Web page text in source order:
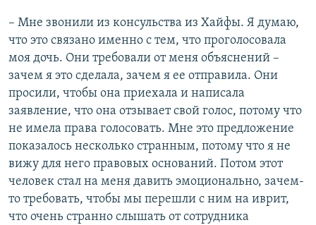
– Мне звонили из консульства из Хайфы. Я думаю,
что это связано именно с тем, что проголосовала
моя дочь. Они требовали от меня объяснений –
зачем я это сделала, зачем я ее отправила. Они
просили, чтобы она приехала и написала
заявление, что она отзывает свой голос, потому что
не имела права голосовать. Мне это предложение
показалось несколько странным, потому что я не
вижу для него правовых оснований. Потом этот
человек стал на меня давить эмоционально, зачем-
то требовать, чтобы мы перешли с ним на иврит,
что очень странно слышать от сотрудника